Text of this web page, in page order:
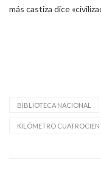
más castiza dice
BIBLIOTECA NACIONAL
KILÓMETRO